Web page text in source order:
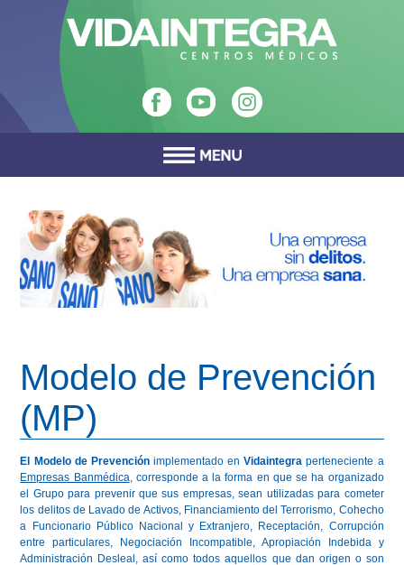
Modelo de Prevención
(MP)
El Modelo de Prevenciónimplementado enVidaintegra perteneciente a
Empresas Banmédica, corresponde a la forma en que se ha organizado
el Grupo para prevenir que sus empresas, sean utilizadas para cometer
los delitos de Lavado de Activos, Financiamiento del Terrorismo, Cohecho
a Funcionario Público Nacional y Extranjero, Receptación, Corrupción
entre particulares, Negociación Incompatible, Apropiación Indebida y
Administración Desleal, así como todos aquellos que dan origen o son